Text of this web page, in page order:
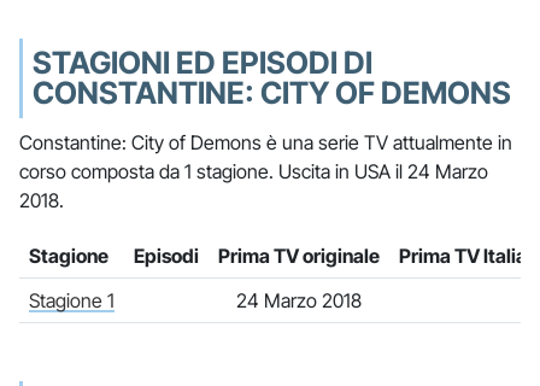
STAGIONI ED EPISODI DI
CONSTANTINE: CITY OF DEMONS
Constantine: City of Demons è una serie TV attualmente in
corso composta da 1 stagione. Uscita in USA il 24 Marzo
2018.
Stagione Episodi Prima TV originale
Prima TV Italia
Stagione 1
24 Marzo 2018